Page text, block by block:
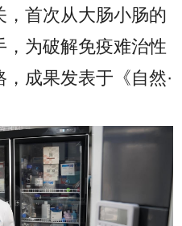
首次从大肠小肠的
为破解免疫难治性
成果发表于《自然·